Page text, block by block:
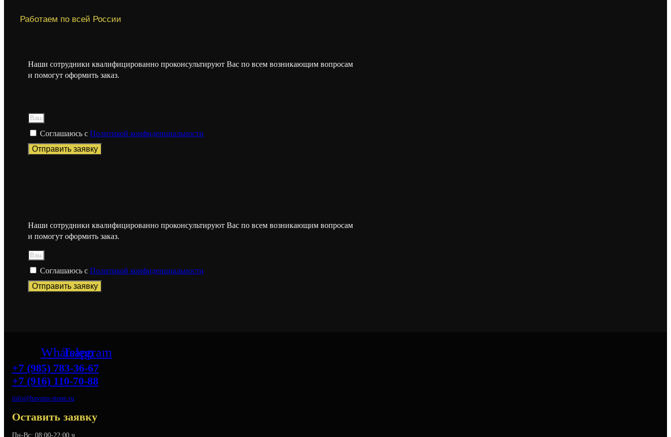
Работаем по всей России
Наши сотрудники квалифицированно проконсультируют Вас по всем возникающим вопросам
и помогут оформить заказ.
Соглашаюсь с Политикой конфиденциальности
Отправить заявку
Наши сотрудники квалифицированно проконсультируют Вас по всем возникающим вопросам
и помогут оформить заказ.
Соглашаюсь с Политикой конфиденциальности
Отправить заявку
Whatsapp
Telegram
+7 (985) 783-36-67
+7 (916) 110-70-88
info@havsun-stone.ru
Оставить заявку
Пн-Вс: 08:00-22:00 ч.